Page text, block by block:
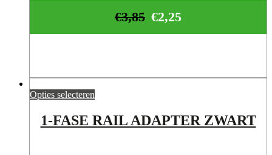
€2,25
€3,85
Opties selecteren
1-FASE RAIL ADAPTER ZWART